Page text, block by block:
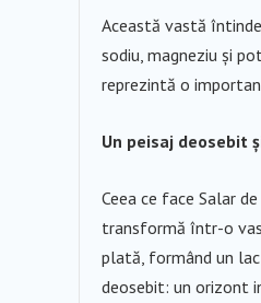
Această vastă
sodiu, magneziu și
reprezintă o
Un peisaj deosebit
Ceea ce face Salar
transformă într-o
plată, formând un
deosebit: un orizont